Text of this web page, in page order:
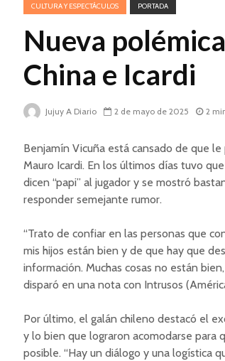
CULTURA Y ESPECTÁCULOS PORTADA
Nueva
China e Icardi
Jujuy A Diario 2 de mayo de 2025 2
Benjamín Vicuña está cansado de que
Mauro Icardi. En los últimos días tuvo
dicen “papi” al jugador y se mostró
responder semejante rumor.
“Trato de confiar en las personas que
mis hijos están bien y de que hay que
información. Muchas cosas no están
disparó en una nota con Intrusos
Por último, el galán chileno destacó el
y lo bien que lograron acomodarse para
posible. “Hay un diálogo y una logística